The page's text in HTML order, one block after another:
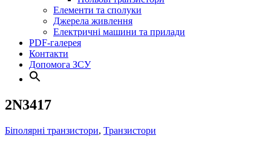
Елементи та сполуки
Джерела живлення
Електричні машини та прилади
PDF-галерея
Контакти
Допомога ЗСУ
2N3417
Біполярні транзистори, Транзистори